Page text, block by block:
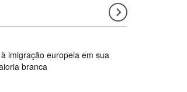
imigração europeia em sua
branca